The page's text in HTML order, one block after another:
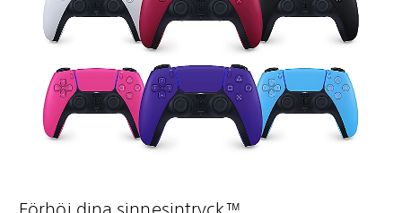
Förhöj dina sinnesintryck™